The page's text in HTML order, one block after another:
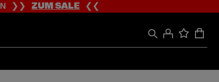
❯❯ZUM SALE❮❮